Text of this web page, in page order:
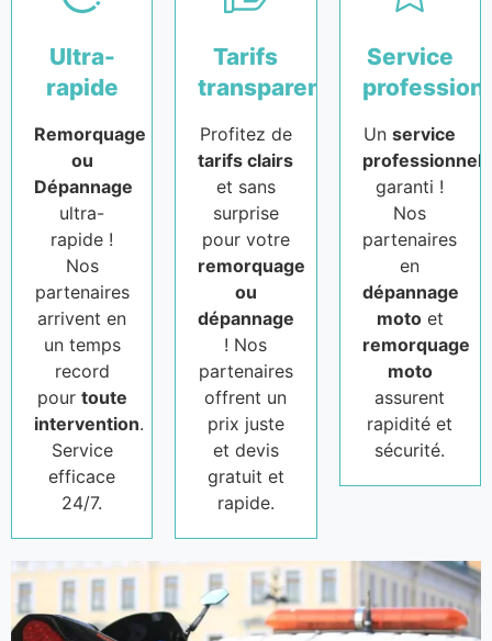
Ultra-
rapide
Remorquage
ou
Dépannage
ultra-
rapide !
Nos
partenaires
arrivent en
un temps
record
pour toute
intervention.
Service
efficace
24/7.
Tarifs
transparents
Profitez de
tarifs clairs
et sans
surprise
pour votre
remorquage
ou
dépannage
! Nos
partenaires
offrent un
prix juste
et devis
gratuit et
rapide.
Service
Unservice
professionnel
garanti !
Nos
partenaires
en
dépannage
motoet
remorquage
moto
assurent
rapidité et
sécurité.